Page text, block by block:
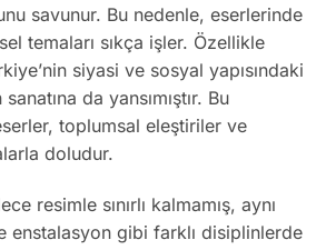
savunur. Bu nedenle, eserlerinde
temaları sıkça işler. Özellikle
siyasi ve sosyal yapısındaki
da yansımıştır. Bu
toplumsal eleştiriler ve
doludur.
resimle sınırlı kalmamış, aynı
enstalasyon gibi farklı disiplinlerde